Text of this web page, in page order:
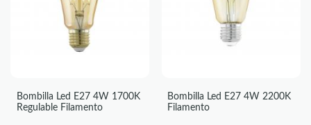
Bombilla Led E27 4W 1700K
Regulable Filamento
Bombilla Led E27 4W 2200K
Filamento